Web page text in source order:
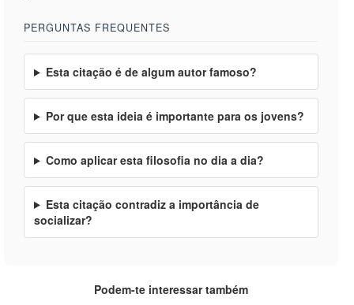
PERGUNTAS FREQUENTES
Esta citação é de algum autor famoso?
Por que esta ideia é importante para os jovens?
Como aplicar esta filosofia no dia a dia?
Esta citação contradiz a importância de
socializar?
Podem-te interessar também